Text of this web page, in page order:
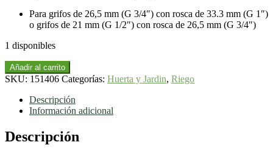
Para grifos de 26,5 mm (G 3/4″) con rosca de 33.3 mm (G 1″)
o grifos de 21 mm (G 1/2″) con rosca de 26,5 mm (G 3/4″)
1 disponibles
Distribuidor
de
para
cantidad
Añadir al carrito
SKU: 151406 Categorías: Huerta y Jardin, Riego
Descripción
Información adicional
Descripción